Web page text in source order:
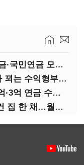
(50대 퇴직…10년의 강)“사적연금·국민연금 모두 당겨서 수령해야”
(50대 퇴직…10년의 강)④은퇴자 꾀는 수익형부동산·전업투자·편의점 창업
(50대 퇴직…10년의 강)③1억·2억·3억 연금 수령 전략
(50대 퇴직…10년의 강)②남은 건 집 한 채…월세 vs 배당 vs 주택연금